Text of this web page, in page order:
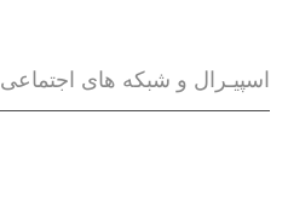
اسپیـرال و شبکه های اجتماعی